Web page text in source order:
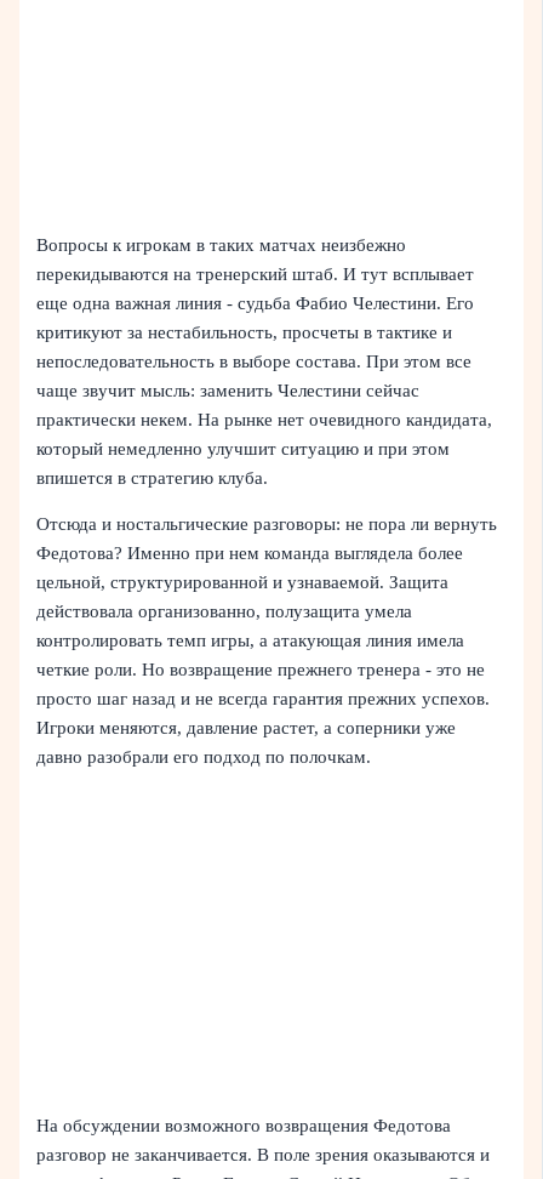
Вопросы к игрокам в таких матчах неизбежно
перекидываются на тренерский штаб. И тут всплывает
еще одна важная линия - судьба Фабио Челестини. Его
критикуют за нестабильность, просчеты в тактике и
непоследовательность в выборе состава. При этом все
чаще звучит мысль: заменить Челестини сейчас
практически некем. На рынке нет очевидного кандидата,
который немедленно улучшит ситуацию и при этом
впишется в стратегию клуба.
Отсюда и ностальгические разговоры: не пора ли вернуть
Федотова? Именно при нем команда выглядела более
цельной, структурированной и узнаваемой. Защита
действовала организованно, полузащита умела
контролировать темп игры, а атакующая линия имела
четкие роли. Но возвращение прежнего тренера - это не
просто шаг назад и не всегда гарантия прежних успехов.
Игроки меняются, давление растет, а соперники уже
давно разобрали его подход по полочкам.
На обсуждении возможного возвращения Федотова
разговор не заканчивается. В поле зрения оказываются и